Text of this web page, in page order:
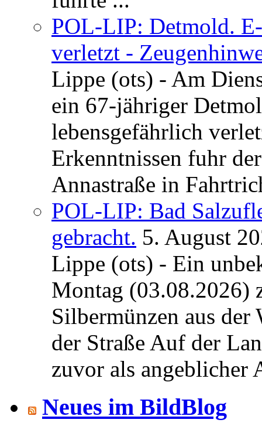
POL-LIP: Detmold.
verletzt -
Lippe (ots) - Am
ein 67-jähriger
lebensgefährlich
Erkenntnissen fuhr
Annastraße in
POL-LIP: Bad
gebracht. 5. August
Lippe (ots) - Ein
Montag (03.08.2026)
Silbermünzen aus der
der Straße Auf der
zuvor als angeblicher
Neues im BildBlog